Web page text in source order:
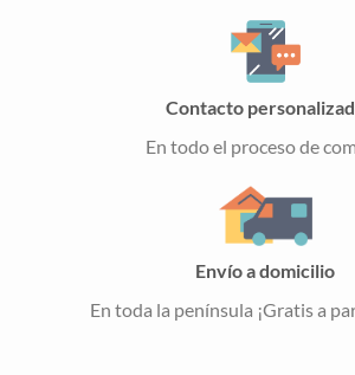
Contacto
En todo el proceso de
Envío a domicilio
En toda la península ¡Gratis a